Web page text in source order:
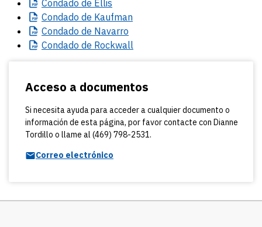
Condado de Ellis
Condado de Kaufman
Condado de Navarro
Condado de Rockwall
Acceso a documentos
Si necesita ayuda para acceder a cualquier documento o
información de esta página, por favor contacte con Dianne
Tordillo o llame al (469) 798-2531.
Correo electrónico